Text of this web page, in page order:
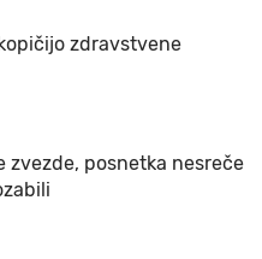
zdravstvene
zvezde, posnetka nesreče